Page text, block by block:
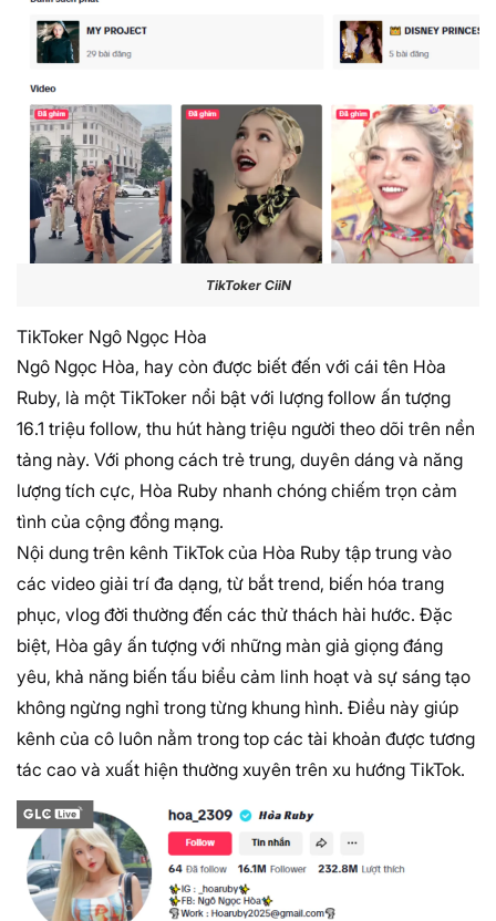
TikToker CiiN
TikToker Ngô Ngọc Hòa
Ngô Ngọc Hòa, hay còn được biết đến với cái tên Hòa
Ruby, là một TikToker nổi bật với lượng follow ấn tượng
16.1 triệu follow, thu hút hàng triệu người theo dõi trên nền
tảng này. Với phong cách trẻ trung, duyên dáng và năng
lượng tích cực, Hòa Ruby nhanh chóng chiếm trọn cảm
tình của cộng đồng mạng.
Nội dung trên kênh TikTok của Hòa Ruby tập trung vào
các video giải trí đa dạng, từ bắt trend, biến hóa trang
phục, vlog đời thường đến các thử thách hài hước. Đặc
biệt, Hòa gây ấn tượng với những màn giả giọng đáng
yêu, khả năng biến tấu biểu cảm linh hoạt và sự sáng tạo
không ngừng nghỉ trong từng khung hình. Điều này giúp
kênh của cô luôn nằm trong top các tài khoản được tương
tác cao và xuất hiện thường xuyên trên xu hướng TikTok.